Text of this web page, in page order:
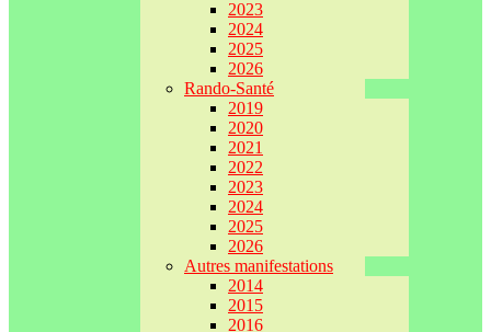
2023
2024
2025
2026
Rando-Santé
2019
2020
2021
2022
2023
2024
2025
2026
Autres manifestations
2014
2015
2016